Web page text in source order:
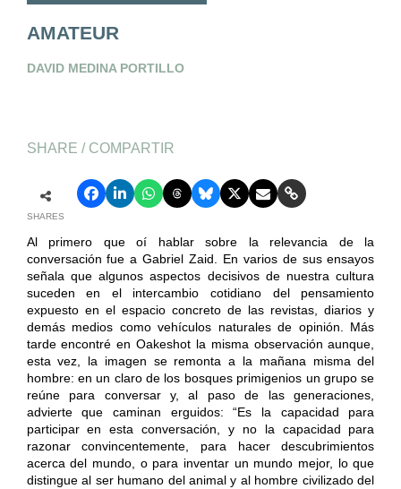
AMATEUR
DAVID MEDINA PORTILLO
SHARE / COMPARTIR
SHARES
Al primero que oí hablar sobre la relevancia de la
conversación fue a Gabriel Zaid. En varios de sus ensayos
señala que algunos aspectos decisivos de nuestra cultura
suceden en el intercambio cotidiano del pensamiento
expuesto en el espacio concreto de las revistas, diarios y
demás medios como vehículos naturales de opinión. Más
tarde encontré en Oakeshot la misma observación aunque,
esta vez, la imagen se remonta a la mañana misma del
hombre: en un claro de los bosques primigenios un grupo se
reúne para conversar y, al paso de las generaciones,
advierte que caminan erguidos: “Es la capacidad para
participar en esta conversación, y no la capacidad para
razonar convincentemente, para hacer descubrimientos
acerca del mundo, o para inventar un mundo mejor, lo que
distingue al ser humano del animal y al hombre civilizado del